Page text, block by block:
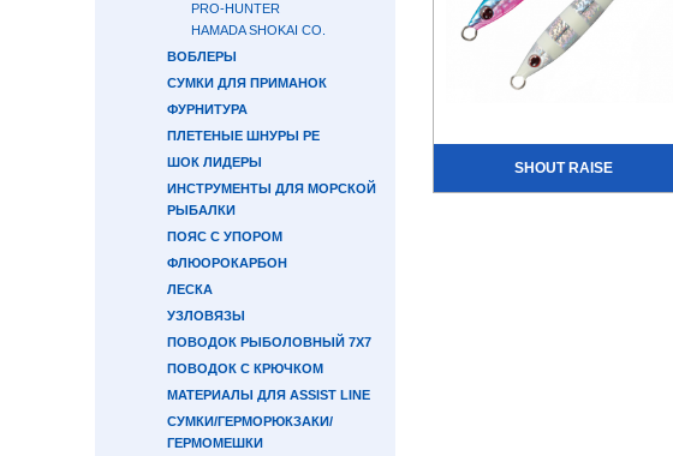
PRO-HUNTER
HAMADA SHOKAI CO.
ВОБЛЕРЫ
СУМКИ ДЛЯ ПРИМАНОК
ФУРНИТУРА
ПЛЕТЕНЫЕ ШНУРЫ PE
ШОК ЛИДЕРЫ
ИНСТРУМЕНТЫ ДЛЯ МОРСКОЙ
РЫБАЛКИ
ПОЯС С УПОРОМ
ФЛЮОРОКАРБОН
ЛЕСКА
УЗЛОВЯЗЫ
ПОВОДОК РЫБОЛОВНЫЙ 7Х7
ПОВОДОК С КРЮЧКОМ
МАТЕРИАЛЫ ДЛЯ ASSIST LINE
СУМКИ/ГЕРМОРЮКЗАКИ/
ГЕРМОМЕШКИ
SHOUT RAISE